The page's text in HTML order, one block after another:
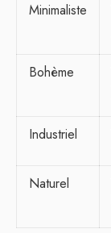
Minimaliste
Bohème
Industriel
Naturel